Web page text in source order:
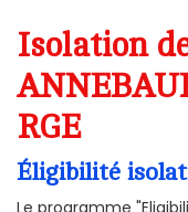
Isolation
RGE
Éligibilité